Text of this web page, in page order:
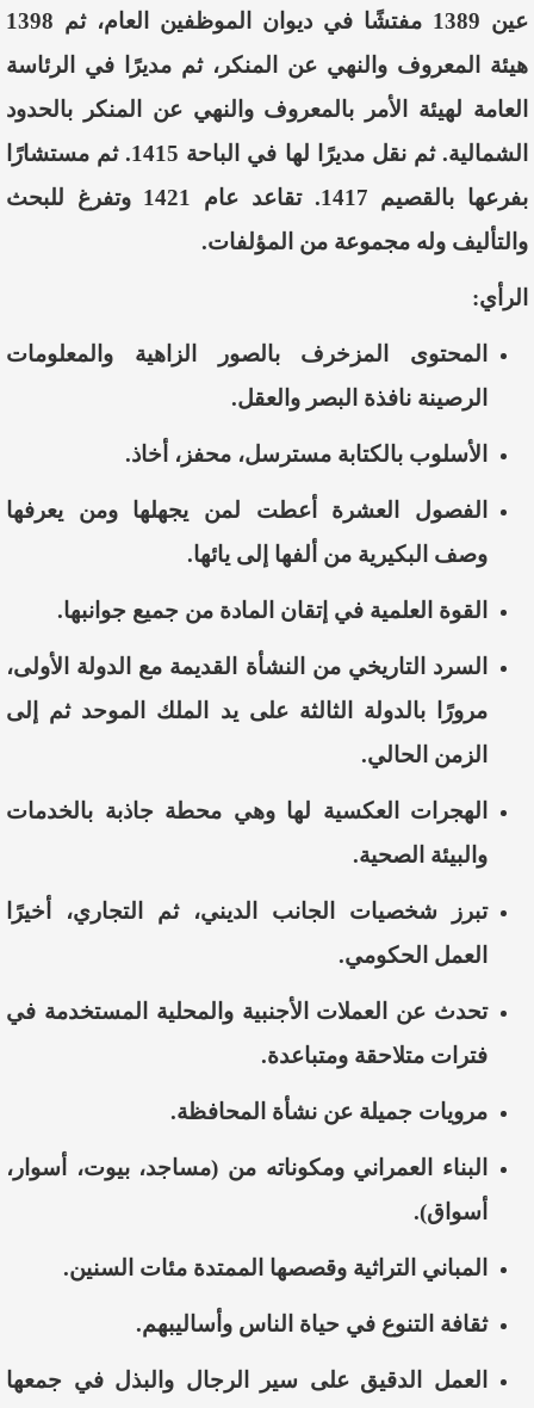
عين 1389 مفتشًا في ديوان الموظفين العام، ثم 1398
هيئة المعروف والنهي عن المنكر، ثم مديرًا في الرئاسة
العامة لهيئة الأمر بالمعروف والنهي عن المنكر بالحدود
الشمالية. ثم نقل مديرًا لها في الباحة 1415. ثم مستشارًا
بفرعها بالقصيم 1417. تقاعد عام 1421 وتفرغ للبحث
والتأليف وله مجموعة من المؤلفات.
الرأي:
المحتوى المزخرف بالصور الزاهية والمعلومات
الرصينة نافذة البصر والعقل.
الأسلوب بالكتابة مسترسل، محفز، أخاذ.
الفصول العشرة أعطت لمن يجهلها ومن يعرفها
وصف البكيرية من ألفها إلى يائها.
القوة العلمية في إتقان المادة من جميع جوانبها.
السرد التاريخي من النشأة القديمة مع الدولة الأولى،
مرورًا بالدولة الثالثة على يد الملك الموحد ثم إلى
الزمن الحالي.
الهجرات العكسية لها وهي محطة جاذبة بالخدمات
والبيئة الصحية.
تبرز شخصيات الجانب الديني، ثم التجاري، أخيرًا
العمل الحكومي.
تحدث عن العملات الأجنبية والمحلية المستخدمة في
فترات متلاحقة ومتباعدة.
مرويات جميلة عن نشأة المحافظة.
البناء العمراني ومكوناته من (مساجد، بيوت، أسوار،
أسواق).
المباني التراثية وقصصها الممتدة مئات السنين.
ثقافة التنوع في حياة الناس وأساليبهم.
العمل الدقيق على سير الرجال والبذل في جمعها